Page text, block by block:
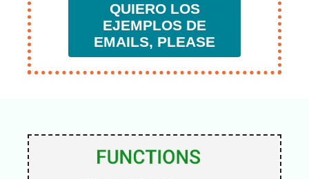
QUIERO LOS
EJEMPLOS DE
EMAILS, PLEASE